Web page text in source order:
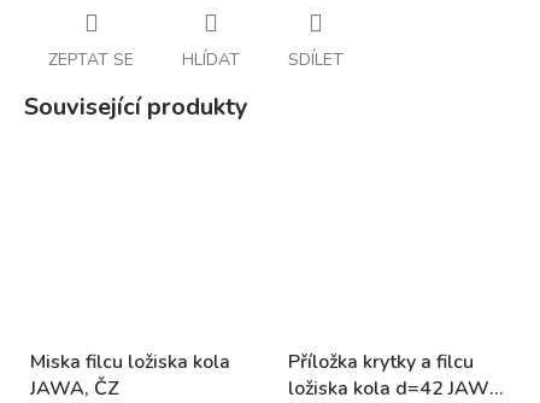
ZEPTAT SE HLÍDAT SDÍLET
Související produkty
Miska filcu ložiska kola
JAWA, ČZ
Příložka krytky a filcu
ložiska kola d=42 JAWA,